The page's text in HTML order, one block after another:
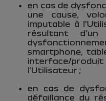
en cas de
une cause,
imputable à
résultant
smartphone,
interface/
l’Utilisateur ;
en cas de
défaillance du